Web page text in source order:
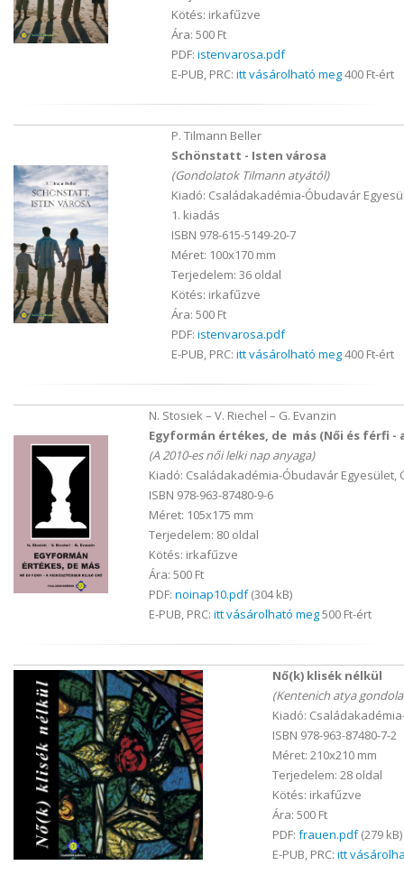
Kötés: irkafűzve
Ára: 500 Ft
PDF: istenvarosa.pdf
E-PUB, PRC: itt vásárolható meg400 Ft-ért
P. Tilmann Beller
Schönstatt - Isten városa
(Gondolatok Tilmann atyától)
Kiadó: Családakadémia-Óbudavár
1. kiadás
ISBN 978-615-5149-20-7
Méret: 100x170 mm
Terjedelem: 36 oldal
Kötés: irkafűzve
Ára: 500 Ft
PDF: istenvarosa.pdf
E-PUB, PRC: itt vásárolható meg400 Ft-ért
N. Stosiek – V. Riechel – G. Evanzin
Egyformán értékes, de más (Női és férfi -
(A 2010-es női lelki nap anyaga)
Kiadó: Családakadémia-Óbudavár Egyesület,
ISBN 978-963-87480-9-6
Méret: 105x175 mm
Terjedelem: 80 oldal
Kötés: irkafűzve
Ára: 500 Ft
PDF: noinap10.pdf(304 kB)
E-PUB, PRC: itt vásárolható meg500 Ft-ért
Nő(k) klisék nélkül
(Kentenich atya
Kiadó:
ISBN 978-963-87480-7-2
Méret: 210x210 mm
Terjedelem: 28 oldal
Kötés: irkafűzve
Ára: 500 Ft
PDF: frauen.pdf(279 kB)
E-PUB, PRC: itt